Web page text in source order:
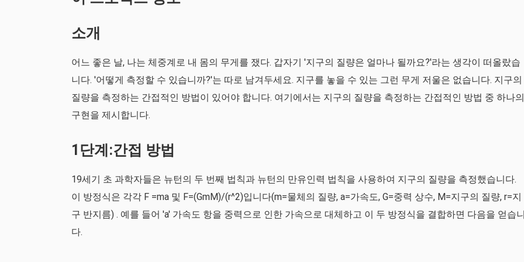
소개
어느 좋은 날, 나는 체중계로 내 몸의 무게를 쟀다. 갑자기 '지구의 질량은 얼마나 될까요?'라는 생각이 떠올랐습
니다. '어떻게 측정할 수 있습니까?'는 따로 남겨두세요. 지구를 놓을 수 있는 그런 무게 저울은 없습니다. 지구의
질량을 측정하는 간접적인 방법이 있어야 합니다. 여기에서는 지구의 질량을 측정하는 간접적인 방법 중 하나의
구현을 제시합니다.
1단계:간접 방법
19세기 초 과학자들은 뉴턴의 두 번째 법칙과 뉴턴의 만유인력 법칙을 사용하여 지구의 질량을 측정했습니다.
이 방정식은 각각 F =ma 및 F=(GmM)/(r^2)입니다(m=물체의 질량, a=가속도, G=중력 상수, M=지구의 질량, r=지
구 반지름) . 예를 들어 'a' 가속도 항을 중력으로 인한 가속으로 대체하고 이 두 방정식을 결합하면 다음을 얻습
다.